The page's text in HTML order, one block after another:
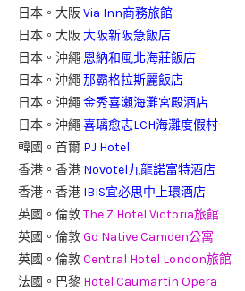
日本。大阪Via Inn商務旅館
日本。大阪大阪新阪急飯店
日本。沖繩 恩納和風北海莊飯店
日本。沖繩那霸格拉斯麗飯店
日本。沖繩金秀喜瀬海灘宮殿酒店
日本。沖繩喜璃愈志LCH海灘度假村
韓國。首爾 PJ Hotel
香港。香港 Novotel九龍諾富特酒店
香港。香港 IBIS宜必思中上環酒店
英國。倫敦The Z Hotel Victoria旅館
英國。倫敦Go Native Camden公寓
英國。倫敦Central Hotel London旅館
法國。巴黎 Hotel Caumartin Opera